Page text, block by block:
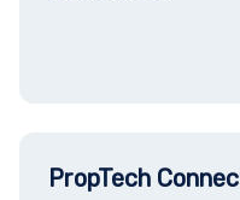
PropTech